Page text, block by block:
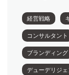
経営戦略
コンサルタント
ブランディング
デューデリジェ